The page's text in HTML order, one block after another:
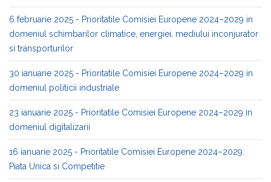
6 februarie 2025 - Prioritatile Comisiei Europene 2024–2029 in
domeniul schimbarilor climatice, energiei, mediului inconjurator
si transporturilor
30 ianuarie 2025 - Prioritatile Comisiei Europene 2024–2029 in
domeniul politicii industriale
23 ianuarie 2025 - Prioritatile Comisiei Europene 2024–2029 in
domeniul digitalizarii
16 ianuarie 2025 - Prioritatile Comisiei Europene 2024–2029:
Piata Unica si Competitie